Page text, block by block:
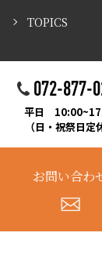
TOPICS
072-877-
平日
（日・祝祭日定
お問い合わ